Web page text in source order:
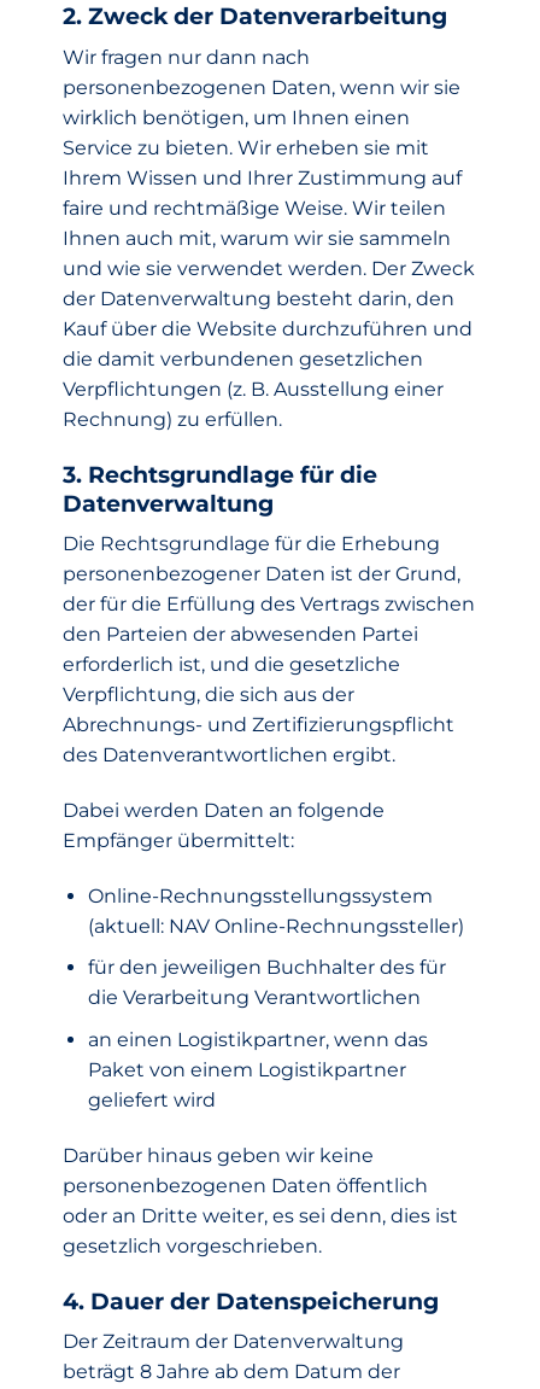
2. Zweck der Datenverarbeitung
Wir fragen nur dann nach
personenbezogenen Daten, wenn wir sie
wirklich benötigen, um Ihnen einen
Service zu bieten. Wir erheben sie mit
Ihrem Wissen und Ihrer Zustimmung auf
faire und rechtmäßige Weise. Wir teilen
Ihnen auch mit, warum wir sie sammeln
und wie sie verwendet werden. Der Zweck
der Datenverwaltung besteht darin, den
Kauf über die Website durchzuführen und
die damit verbundenen gesetzlichen
Verpflichtungen (z. B. Ausstellung einer
Rechnung) zu erfüllen.
3. Rechtsgrundlage für die
Datenverwaltung
Die Rechtsgrundlage für die Erhebung
personenbezogener Daten ist der Grund,
der für die Erfüllung des Vertrags zwischen
den Parteien der abwesenden Partei
erforderlich ist, und die gesetzliche
Verpflichtung, die sich aus der
Abrechnungs- und Zertifizierungspflicht
des Datenverantwortlichen ergibt.
Dabei werden Daten an folgende
Empfänger übermittelt:
Online-Rechnungsstellungssystem
(aktuell: NAV Online-Rechnungssteller)
für den jeweiligen Buchhalter des für
die Verarbeitung Verantwortlichen
an einen Logistikpartner, wenn das
Paket von einem Logistikpartner
geliefert wird
Darüber hinaus geben wir keine
personenbezogenen Daten öffentlich
oder an Dritte weiter, es sei denn, dies ist
gesetzlich vorgeschrieben.
4. Dauer der Datenspeicherung
Der Zeitraum der Datenverwaltung
beträgt 8 Jahre ab dem Datum der